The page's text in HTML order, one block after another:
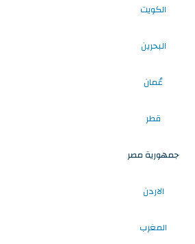
الكويت
البحرين
عُمان
قطر
جمهورية مصر
الاردن
المغرب